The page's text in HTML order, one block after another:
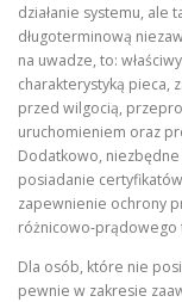
działanie systemu, ale
długoterminową
na uwadze, to:
charakterystyką pieca,
przed wilgocią,
uruchomieniem oraz
Dodatkowo,
posiadanie certyfikatów
zapewnienie ochrony
różnicowo‑prądowego
Dla osób, które nie
pewnie w zakresie